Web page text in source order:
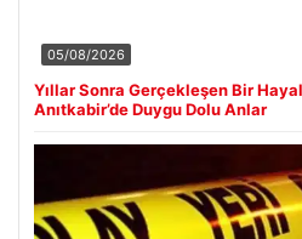
05/08/2026
Yıllar Sonra Gerçekleşen Bir
Anıtkabir’de Duygu Dolu Anlar